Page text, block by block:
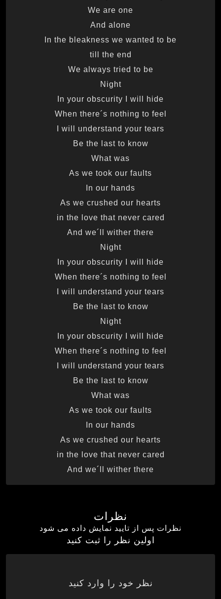
We are one
And alone
In the bleakness we wanted to be
till the end
We always tried to be
Night
In your obscurity I will hide
When there´s nothing to feel
I will understand your tears
Be the last to know
What was
As we took our faults
In our hands
As we crushed our hearts
in the love that never cared
And we´ll wither there
Night
In your obscurity I will hide
When there´s nothing to feel
I will understand your tears
Be the last to know
Night
In your obscurity I will hide
When there´s nothing to feel
I will understand your tears
Be the last to know
What was
As we took our faults
In our hands
As we crushed our hearts
in the love that never cared
And we´ll wither there
نظرات
نظرات پس از تایید نمایش داده می شود
اولین نظر را ثبت کنید
نظر خود را وارد کنید